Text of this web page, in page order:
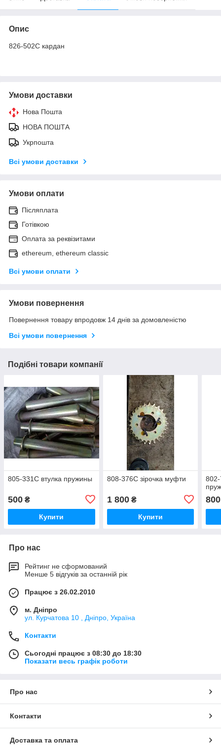
Опис
826-502C кардан
Умови доставки
Нова Пошта
НОВА ПОШТА
Укрпошта
Всі умови доставки
Умови оплати
Післяплата
Готівкою
Оплата за реквізитами
ethereum, ethereum classic
Всі умови оплати
Умови повернення
Повернення товару впродовж 14 днів за домовленістю
Всі умови повернення
Подібні товари компанії
805-331C втулка пружины
500 ₴
Купити
808-376C зірочка муфти
1 800₴
Купити
800
Про нас
Рейтинг не сформований
Менше 5 відгуків за останній рік
Працює з 26.02.2010
м. Дніпро
ул. Курчатова 10 , Дніпро, Україна
Контакти
Сьогодні працює з 08:30 до 18:30
Показати весь графік роботи
Про нас
Контакти
Доставка та оплата